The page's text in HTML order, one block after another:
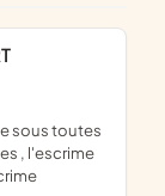
sous toutes
, l'escrime